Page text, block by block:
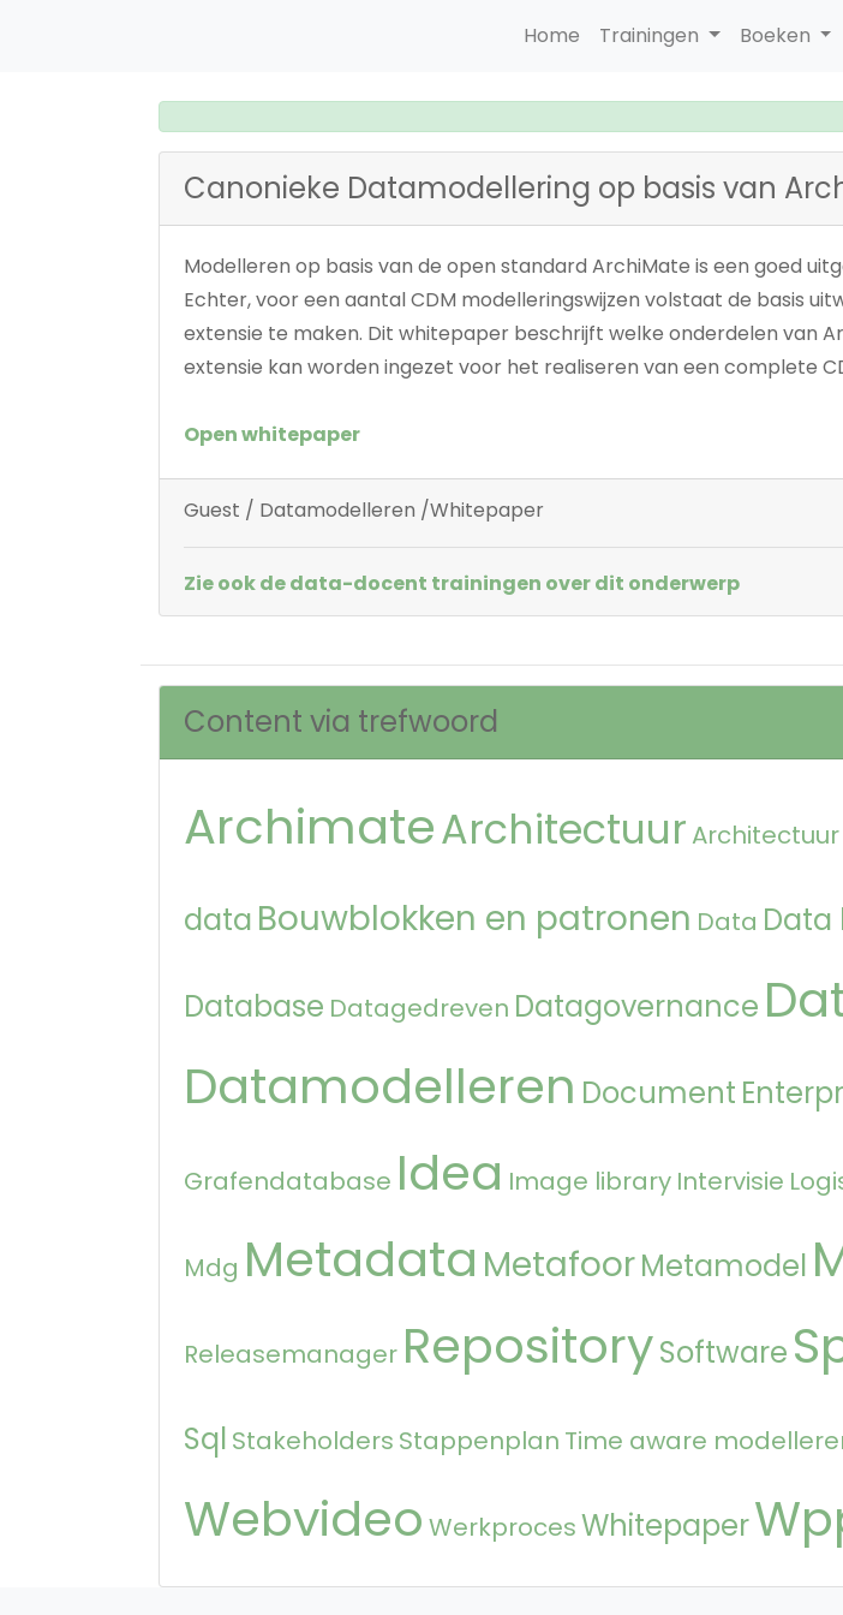
Home Trainingen Boeken
Canonieke Datamodellering op basis van
Modelleren op basis van de open standard ArchiMate is een goed
Echter, voor een aantal CDM modelleringswijzen volstaat de basis
extensie te maken. Dit whitepaper beschrijft welke onderdelen van
extensie kan worden ingezet voor het realiseren van een complete
Open whitepaper
Guest / Datamodelleren /Whitepaper
Zie ook de data-docent trainingen over dit onderwerp
Content via trefwoord
ArchimateArchitectuur
data Bouwblokken en patronen Data Data
Database Datagedreven Datagovernance
Datamodelleren Document
Grafendatabase Idea Image library Intervisie
Mdg Metadata MetafoorMetamodel
Releasemanager RepositorySoftware
Sql Stakeholders Stappenplan Time aware
Webvideo WerkprocesWhitepaper